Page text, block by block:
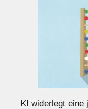
KI widerlegt eine